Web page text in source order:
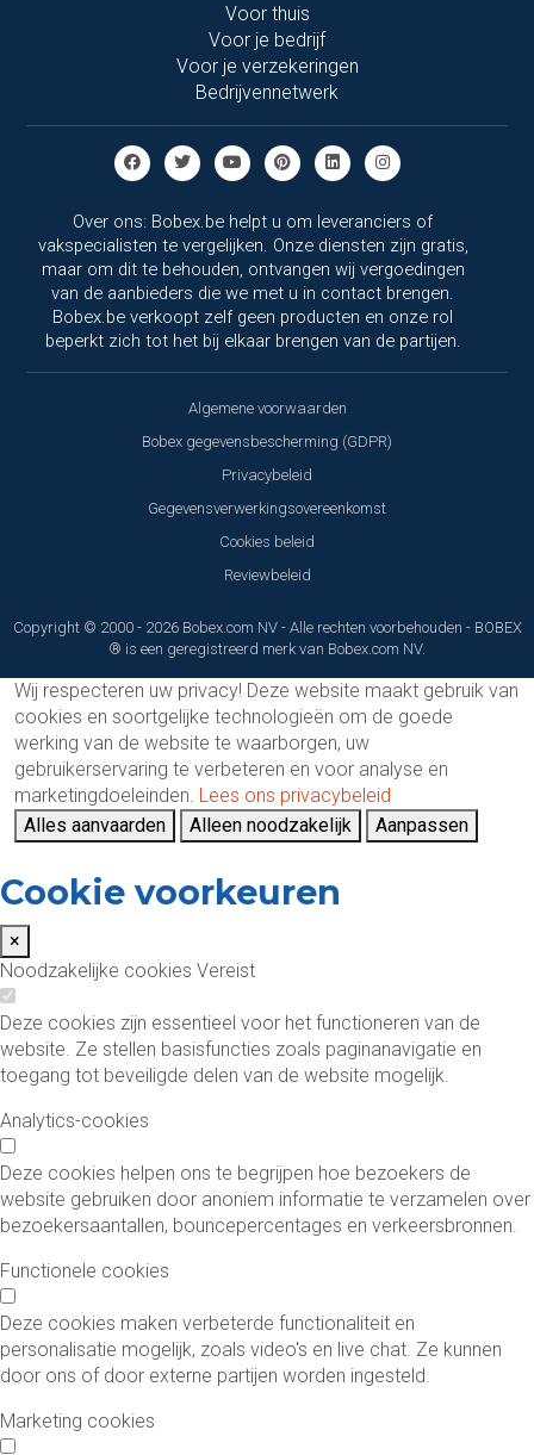
Voor thuis
Voor je bedrijf
Voor je verzekeringen
Bedrijvennetwerk
Over ons: Bobex.be helpt u om leveranciers of
vakspecialisten te vergelijken. Onze diensten zijn gratis,
maar om dit te behouden, ontvangen wij vergoedingen
van de aanbieders die we met u in contact brengen.
Bobex.be verkoopt zelf geen producten en onze rol
beperkt zich tot het bij elkaar brengen van de partijen.
Algemene voorwaarden
Bobex gegevensbescherming (GDPR)
Privacybeleid
Gegevensverwerkingsovereenkomst
Cookies beleid
Reviewbeleid
Copyright © 2000 - 2026 Bobex.com NV - Alle rechten voorbehouden - BOBEX
® is een geregistreerd merk van Bobex.com NV.
Wij respecteren uw privacy! Deze website maakt gebruik van
cookies en soortgelijke technologieën om de goede
werking van de website te waarborgen, uw
gebruikerservaring te verbeteren en voor analyse en
marketingdoeleinden. Lees ons privacybeleid
Alles aanvaarden
Alleen noodzakelijk Aanpassen
Cookie voorkeuren
×
Noodzakelijke cookies Vereist
Deze cookies zijn essentieel voor het functioneren van de
website. Ze stellen basisfuncties zoals paginanavigatie en
toegang tot beveiligde delen van de website mogelijk.
Analytics-cookies
Deze cookies helpen ons te begrijpen hoe bezoekers de
website gebruiken door anoniem informatie te verzamelen over
bezoekersaantallen, bouncepercentages en verkeersbronnen.
Functionele cookies
Deze cookies maken verbeterde functionaliteit en
personalisatie mogelijk, zoals video's en live chat. Ze kunnen
door ons of door externe partijen worden ingesteld.
Marketing cookies